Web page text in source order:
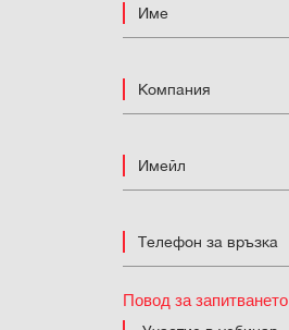
Повод за запитването